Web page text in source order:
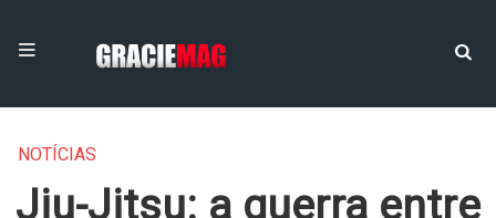
NOTÍCIAS
Jiu-Jitsu: a guerra entre